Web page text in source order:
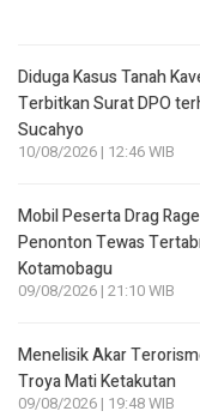
Diduga Kasus Tanah
Terbitkan Surat DPO
Sucahyo
10/08/2026 | 12:46 WIB
Mobil Peserta Drag
Penonton Tewas
Kotamobagu
09/08/2026 | 21:10 WIB
Menelisik Akar
Troya Mati Ketakutan
09/08/2026 | 19:48 WIB